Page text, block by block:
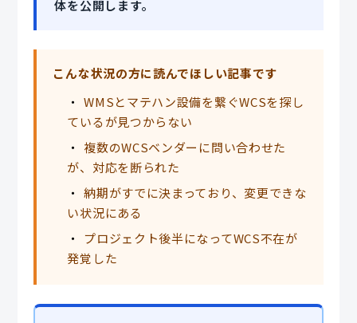
体を公開します。
こんな状況の方に読んでほしい記事です
WMSとマテハン設備を繋ぐWCSを探し
ているが見つからない
複数のWCSベンダーに問い合わせた
が、対応を断られた
納期がすでに決まっており、変更できな
い状況にある
プロジェクト後半になってWCS不在が
発覚した